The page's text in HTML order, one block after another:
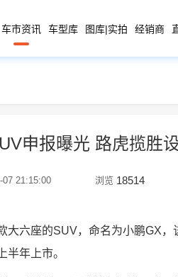
车市资讯 车型库 图库|实拍 经销商
申报曝光 路虎揽胜
07 21:15:00 浏览 18514
大六座的SUV，命名为小鹏GX
半年上市。